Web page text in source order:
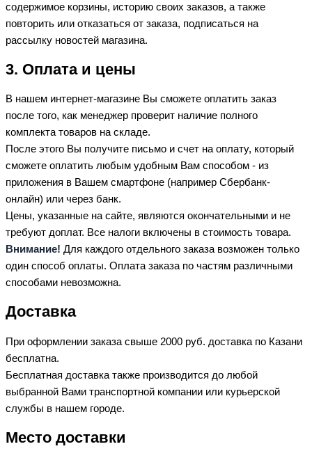
содержимое корзины, историю своих заказов, а также
повторить или отказаться от заказа, подписаться на
рассылку новостей магазина.
3. Оплата и цены
В нашем интернет-магазине Вы сможете оплатить заказ
после того, как менеджер проверит наличие полного
комплекта товаров на складе.
После этого Вы получите письмо и счет на оплату, который
сможете оплатить любым удобным Вам способом - из
приложения в Вашем смартфоне (например Сбербанк-
онлайн) или через банк.
Цены, указанные на сайте, являются окончательными и не
требуют доплат. Все налоги включены в стоимость товара.
Внимание! Для каждого отдельного заказа возможен только
один способ оплаты. Оплата заказа по частям различными
способами невозможна.
Доставка
При оформлении заказа свыше 2000 руб. доставка по Казани
бесплатна.
Бесплатная доставка также производится до любой
выбранной Вами транспортной компании или курьерской
службы в нашем городе.
Место доставки